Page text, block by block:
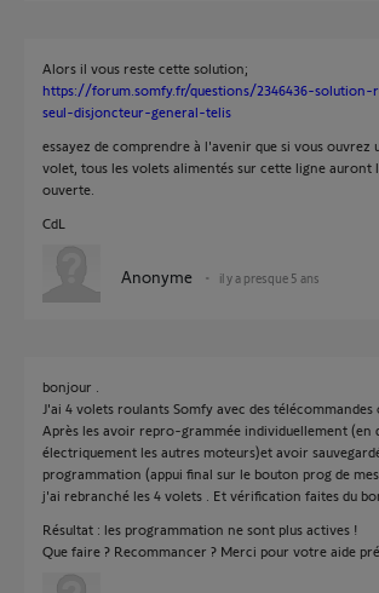
Alors il vous reste cette solution;
https://forum.somfy.fr/questions/2346436-
seul-disjoncteur-general-telis
essayez de comprendre à l'avenir que si vous ouvrez
volet, tous les volets alimentés sur cette ligne auront
ouverte.
CdL
Anonyme il y a presque 5 ans
bonjour .
J'ai 4 volets roulants Somfy avec des télécommandes
Après les avoir repro-grammée individuellement (en
électriquement les autres moteurs)et avoir
programmation (appui final sur le bouton prog de mes
j'ai rebranché les 4 volets . Et vérification faites du
Résultat : les programmation ne sont plus actives !
Que faire ? Recommancer ? Merci pour votre aide